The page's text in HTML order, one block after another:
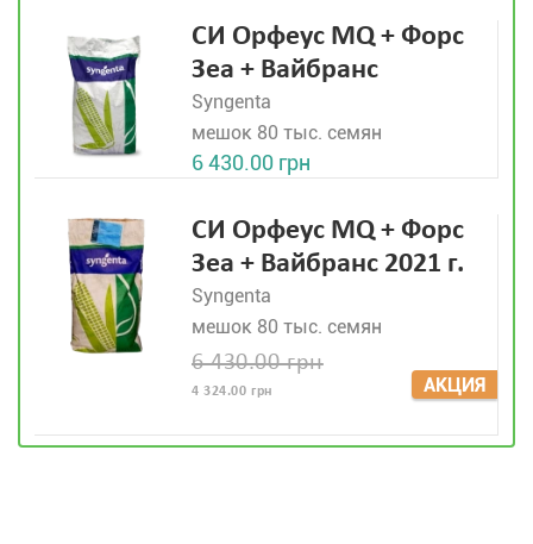
СИ Орфеус MQ + Форс
Зеа + Вайбранс
Syngenta
мешок 80 тыс. семян
6 430.00 грн
СИ Орфеус MQ + Форс
Зеа + Вайбранс 2021 г.
Syngenta
мешок 80 тыс. семян
АКЦИЯ
6 430.00 грн
4 324.00 грн